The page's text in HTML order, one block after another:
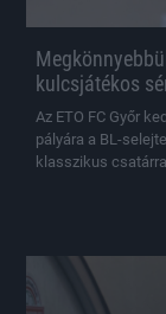
kulcsjátékos
Az ETO FC Győr
pályára a BL-
klasszikus